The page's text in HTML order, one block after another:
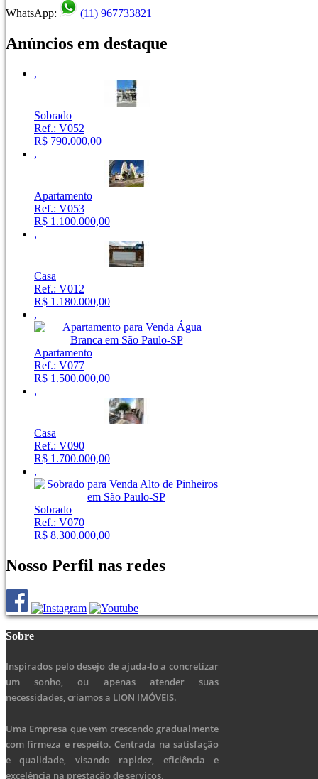
WhatsApp: (11) 967733821
Anúncios em destaque
,
Sobrado
Ref.: V052
R$ 790.000,00
,
Apartamento
Ref.: V053
R$ 1.100.000,00
,
Casa
Ref.: V012
R$ 1.180.000,00
,
Apartamento
Ref.: V077
R$ 1.500.000,00
,
Casa
Ref.: V090
R$ 1.700.000,00
,
Sobrado
Ref.: V070
R$ 8.300.000,00
Nosso Perfil nas redes
Sobre
Inspirados pelo desejo de ajuda-lo a concretizar
um sonho, ou apenas atender suas
necessidades, criamos a LION IMÓVEIS.
Uma Empresa que vem crescendo gradualmente
com firmeza e respeito. Centrada na satisfação
e qualidade, visando rapidez, eficiência e
excelência na prestação de serviços.